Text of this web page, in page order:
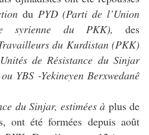
du PYD (Parti de l’Union
syrienne du PKK), des
du Kurdistan (PKK)
Unités de Résistance du Sinjar
YBS -Yekineyen Berxwedanê
du Sinjar, estimées à plus de
ont été formées depuis août